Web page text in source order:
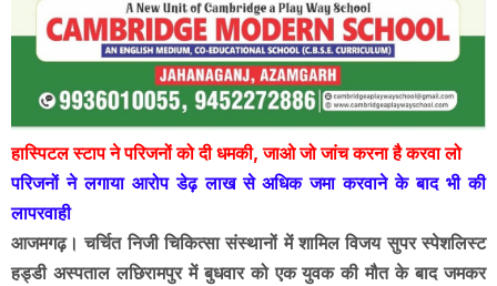
हास्पिटल स्टाप ने परिजनों को दी धमकी, जाओ जो जांच करना है करवा लो
परिजनों ने लगाया आरोप डेढ़ लाख से अधिक जमा करवाने के बाद भी की
लापरवाही
आजमगढ़। चर्चित निजी चिकित्सा संस्थानों में शामिल विजय सुपर स्पेशलिस्ट
हड्डी अस्पताल लछिरामपुर में बुधवार को एक युवक की मौत के बाद जमकर